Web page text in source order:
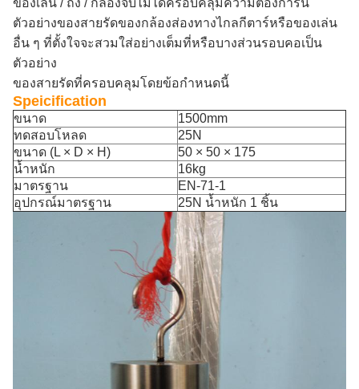
ของเล่น / ถัง / กล่องจับไม่ได้ครอบคลุมความต้องการนี้
ตัวอย่างของสายรัดของกล้องส่องทางไกลกีตาร์หรือของเล่น
อื่น ๆ ที่ตั้งใจจะสวมใส่อย่างเต็มที่หรือบางส่วนรอบคอเป็น
ตัวอย่าง
ของสายรัดที่ครอบคลุมโดยข้อกำหนดนี้
Speicification
ขนาด
1500mm
ทดสอบโหลด
25N
ขนาด (L × D × H)
50 × 50 × 175
น้ำหนัก
16kg
มาตรฐาน
EN-71-1
อุปกรณ์มาตรฐาน
25N น้ำหนัก 1 ชิ้น